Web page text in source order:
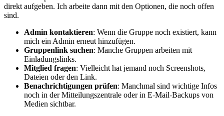
direkt aufgeben. Ich arbeite dann mit den Optionen, die noch offen
sind.
Admin kontaktieren: Wenn die Gruppe noch existiert, kann
mich ein Admin erneut hinzufügen.
Gruppenlink suchen: Manche Gruppen arbeiten mit
Einladungslinks.
Mitglied fragen: Vielleicht hat jemand noch Screenshots,
Dateien oder den Link.
Benachrichtigungen prüfen: Manchmal sind wichtige Infos
noch in der Mitteilungszentrale oder in E-Mail-Backups von
Medien sichtbar.